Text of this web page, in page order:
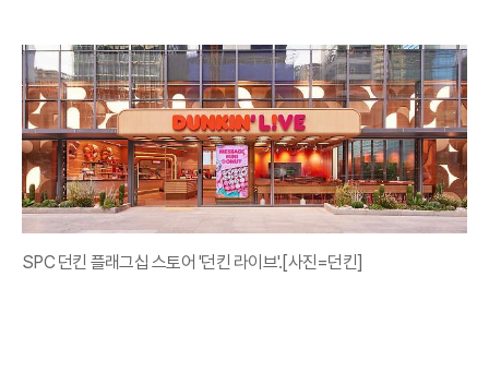
SPC 던킨 플래그십 스토어 '던킨 라이브'.[사진=던킨]